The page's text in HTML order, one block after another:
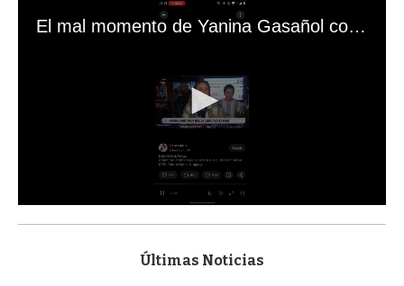
El mal momento de Yanina Gasañol con un hincha argentino en "Subrayado"
s
Últimas Noticias